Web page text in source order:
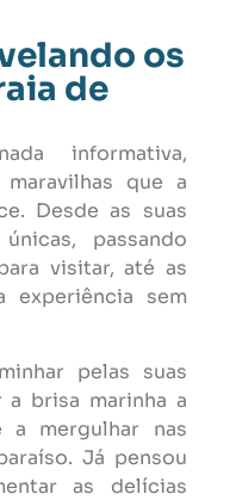
os
de
informativa,
que a
Desde as suas
passando
visitar, até as
experiência sem
pelas suas
a brisa marinha a
mergulhar nas
Já pensou
as delícias